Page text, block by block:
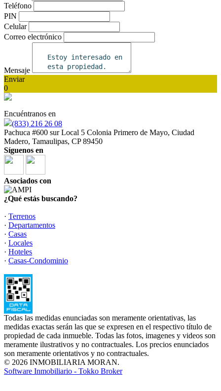
Teléfono
PIN
Celular
Correo electrónico
Mensaje
Enviar
0
Encuéntranos en
(833) 216 26 08
Pachuca #600 sur Local 5 Colonia Primero de Mayo, Ciudad
Madero, Tamaulipas, CP 89450
Síguenos en
Asociados con
¿Qué estás buscando?
· Terrenos
· Departamentos
· Casas
· Locales
· Hoteles
· Casas-Condominio
Todas las medidas enunciadas son meramente orientativas, las
medidas exactas serán las que se expresen en el respectivo título de
propiedad de cada inmueble. Todas las fotos, imagenes y videos son
meramente ilustrativos y no contractuales. Los precios enunciados
son meramente orientativos y no contractuales.
© 2026 INMOBILIARIA MORAN.
Software Inmobiliario - Tokko Broker